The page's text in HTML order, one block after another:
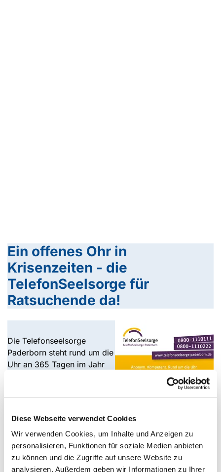
Diese Webseite verwendet Cookies
Wir verwenden Cookies, um Inhalte und Anzeigen zu
personalisieren, Funktionen für soziale Medien anbieten
zu können und die Zugriffe auf unsere Website zu
analysieren. Außerdem geben wir Informationen zu Ihrer
Ein offenes Ohr in
Krisenzeiten - die
TelefonSeelsorge für
Ratsuchende da!
Die Telefonseelsorge
Paderborn steht rund um die
Uhr an 365 Tagen im Jahr
Mail. Sie will Menschen in Not und Krisen anonym und
Träger der ökumenischen Telefonseelsorge Paderborn
sind der Gemeindeverband katholischer
Kirchengemeinden Hochstift und der Evangelische